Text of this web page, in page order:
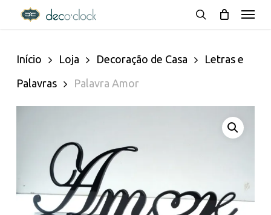
decoclock.pt
main
content
Menu
Início Loja Decoração de Casa
Letras e
Palavras
Palavra Amor